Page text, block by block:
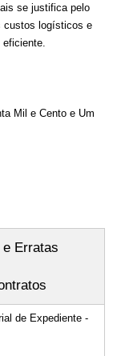
se justifica pelo
custos logísticos e
Mil e Cento e Um
Erratas
de Expediente -